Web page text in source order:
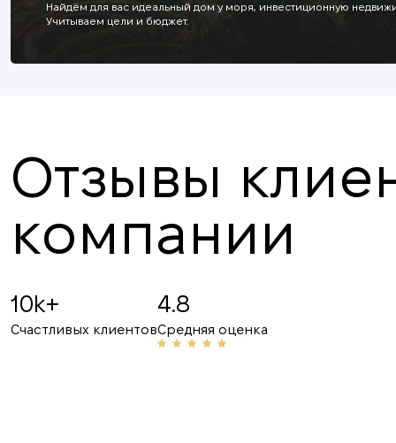
Найдём для вас идеальный дом у моря, инвестиционную
Учитываем цели и бюджет.
Отзывы
компании
10k+
Счастливых клиентов
4.8
Средняя оценка
Angelina B
19.07.2025
Рекомендую! Приветливый персонал и
сферы, неоднократно помогали мне с